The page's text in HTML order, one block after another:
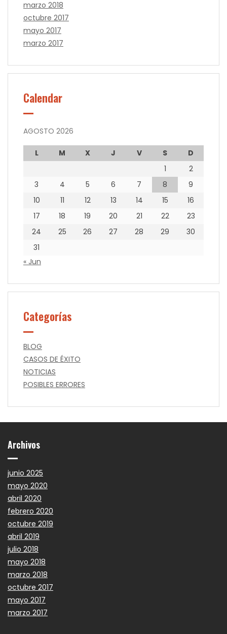
marzo 2018
octubre 2017
mayo 2017
marzo 2017
Calendar
AGOSTO 2026
L M X J V S
D
1
2
3
4 5 6 7 8
9
10
11 12 13 14 15
16
17
18 19 20 21 22
23
24
25 26 27 28 29
30
31
« Jun
Categorías
BLOG
CASOS DE ÉXITO
NOTICIAS
POSIBLES ERRORES
Archivos
junio 2025
mayo 2020
abril 2020
febrero 2020
octubre 2019
abril 2019
julio 2018
mayo 2018
marzo 2018
octubre 2017
mayo 2017
marzo 2017